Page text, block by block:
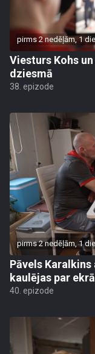
pirms 2 nedēļām, 1
Viesturs Kohs
dziesmā
38. epizode
pirms 2 nedēļām, 1
Pāvels
kaulējas par
40. epizode